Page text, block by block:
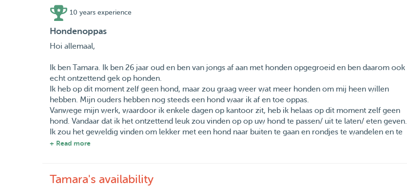
10 years experience
Hondenoppas
Hoi allemaal,
Ik ben Tamara. Ik ben 26 jaar oud en ben van jongs af aan met honden opgegroeid en ben daarom ook
echt ontzettend gek op honden.
Ik heb op dit moment zelf geen hond, maar zou graag weer wat meer honden om mij heen willen
hebben. Mijn ouders hebben nog steeds een hond waar ik af en toe oppas.
Vanwege mijn werk, waardoor ik enkele dagen op kantoor zit, heb ik helaas op dit moment zelf geen
hond. Vandaar dat ik het ontzettend leuk zou vinden op op uw hond te passen/ uit te laten/ eten geven.
Ik zou het geweldig vinden om lekker met een hond naar buiten te gaan en rondjes te wandelen en te
spelen. Ik woon dichtbij het vroesenpark en bij de heemraadsingel.
Stuur mij vooral een berichtje als u kennis wilt maken.
+ Read more
Tamara's availability